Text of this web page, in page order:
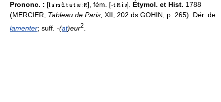
Prononc. : [ ], fém. [- ]. Étymol. et Hist. 1788
(MERCIER, Tableau de Paris, XII, 202 ds GOHIN, p. 265). Dér. de
lamenter; suff. -(at)eur2